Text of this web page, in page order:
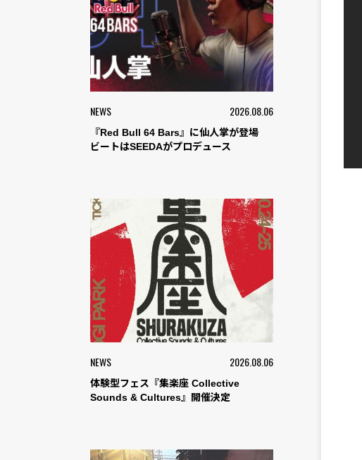
NEWS 2026.08.06
『Red Bull 64 Bars』に仙人掌が登場
ビートはSEEDAがプロデュース
NEWS 2026.08.06
体験型フェス『集楽座 Collective
Sounds & Cultures』開催決定